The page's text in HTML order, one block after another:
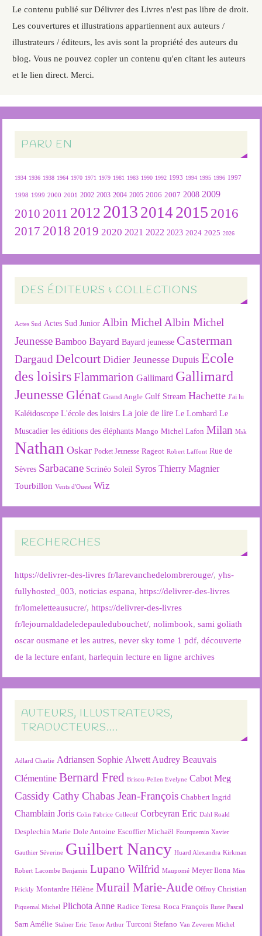
Le contenu publié sur Délivrer des Livres n'est pas libre de droit.
Les couvertures et illustrations appartiennent aux auteurs /
illustrateurs / éditeurs, les avis sont la propriété des auteurs du
blog. Vous ne pouvez copier un contenu qu'en citant les auteurs
et le lien direct. Merci.
PARU EN
1934 1936 1938 1964 1970 1971 1979 1981 1983 1990 1992 1993 1994 1995 1996 1997
1998 1999 2000 2001 2002 2003 2004 2005 2006 2007 2008 2009
2010 2011 2012 2013 2014 2015 2016
2017 2018 2019 2020 2021 2022 2023 2024 2025 2026
DES ÉDITEURS & COLLECTIONS
Actes Sud Actes Sud Junior Albin Michel Albin Michel
Jeunesse Bamboo Bayard Bayard jeunesse Casterman
Dargaud Delcourt Didier Jeunesse Dupuis Ecole
des loisirsFlammarion Gallimard Gallimard
Jeunesse Glénat Grand Angle Gulf Stream Hachette J'ai lu
Kaléidoscope L'école des loisirs La joie de lire Le Lombard Le
Muscadier les éditions des éléphants Mango Michel Lafon Milan Msk
Nathan Oskar Pocket Jeunesse Rageot Robert Laffont Rue de
Sèvres Sarbacane Scrinéo Soleil Syros Thierry Magnier
Tourbillon Vents d'Ouest Wiz
RECHERCHES
https://delivrer-des-livres fr/larevanchedelombrerouge/,yhs-
fullyhosted_003,noticias espana,https://delivrer-des-livres
fr/lomeletteausucre/,https://delivrer-des-livres
fr/lejournaldadeledepauledubouchet/,nolimbook,sami goliath
oscar ousmane et les autres,never sky tome 1 pdf,découverte
de la lecture enfant,harlequin lecture en ligne archives
AUTEURS, ILLUSTRATEURS,
TRADUCTEURS….
Adlard Charlie Adriansen Sophie Alwett Audrey Beauvais
Clémentine Bernard Fred Brisou-Pellen Evelyne Cabot Meg
Cassidy Cathy Chabas Jean-François Chabbert Ingrid
Chamblain Joris Colin Fabrice Collectif Corbeyran Eric Dahl Roald
Desplechin Marie Dole Antoine Escoffier Michaël Fourquemin Xavier
Gauthier Séverine Guilbert Nancy Huard Alexandra Kirkman
Robert Lacombe Benjamin Lupano Wilfrid Maupomé Meyer Ilona Miss
Prickly Montardre Hélène Murail Marie-Aude Offroy Christian
Piquemal Michel Plichota Anne Radice Teresa Roca François Ruter Pascal
Sarn Amélie Stalner Eric Tenor Arthur Turconi Stefano Van Zeveren Michel